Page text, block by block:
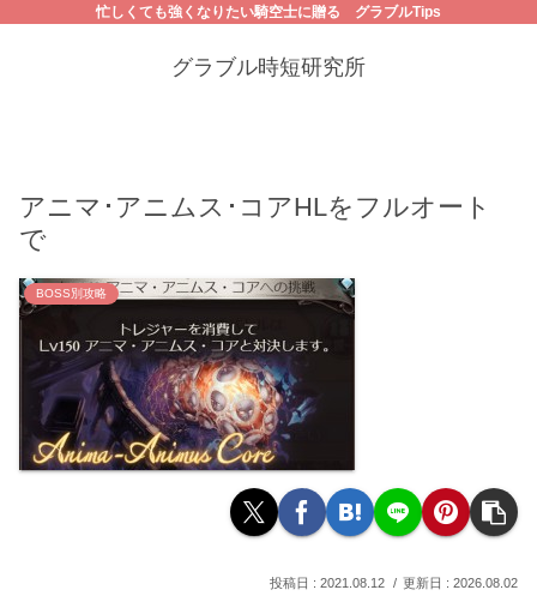
忙しくても強くなりたい騎空士に贈る グラブルTips
グラブル時短研究所
アニマ･アニムス･コアHLをフルオート
で
BOSS別攻略
2021.08.12 2026.08.02